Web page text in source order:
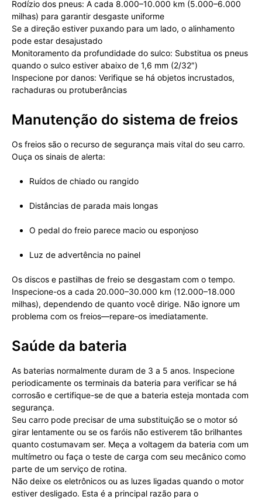
Rodízio dos pneus: A cada 8.000–10.000 km (5.000–6.000
milhas) para garantir desgaste uniforme
Se a direção estiver puxando para um lado, o alinhamento
pode estar desajustado
Monitoramento da profundidade do sulco: Substitua os pneus
quando o sulco estiver abaixo de 1,6 mm (2/32″)
Inspecione por danos: Verifique se há objetos incrustados,
rachaduras ou protuberâncias
Manutenção do sistema de freios
Os freios são o recurso de segurança mais vital do seu carro.
Ouça os sinais de alerta:
Ruídos de chiado ou rangido
Distâncias de parada mais longas
O pedal do freio parece macio ou esponjoso
Luz de advertência no painel
Os discos e pastilhas de freio se desgastam com o tempo.
Inspecione-os a cada 20.000–30.000 km (12.000–18.000
milhas), dependendo de quanto você dirige. Não ignore um
problema com os freios—repare-os imediatamente.
Saúde da bateria
As baterias normalmente duram de 3 a 5 anos. Inspecione
periodicamente os terminais da bateria para verificar se há
corrosão e certifique-se de que a bateria esteja montada com
segurança.
Seu carro pode precisar de uma substituição se o motor só
girar lentamente ou se os faróis não estiverem tão brilhantes
quanto costumavam ser. Meça a voltagem da bateria com um
multímetro ou faça o teste de carga com seu mecânico como
parte de um serviço de rotina.
Não deixe os eletrônicos ou as luzes ligadas quando o motor
estiver desligado. Esta é a principal razão para o